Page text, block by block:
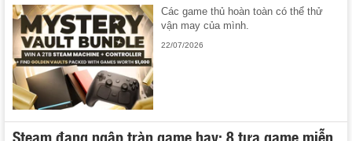
Các game thủ hoàn toàn có thể thử
vận may của mình.
22/07/2026